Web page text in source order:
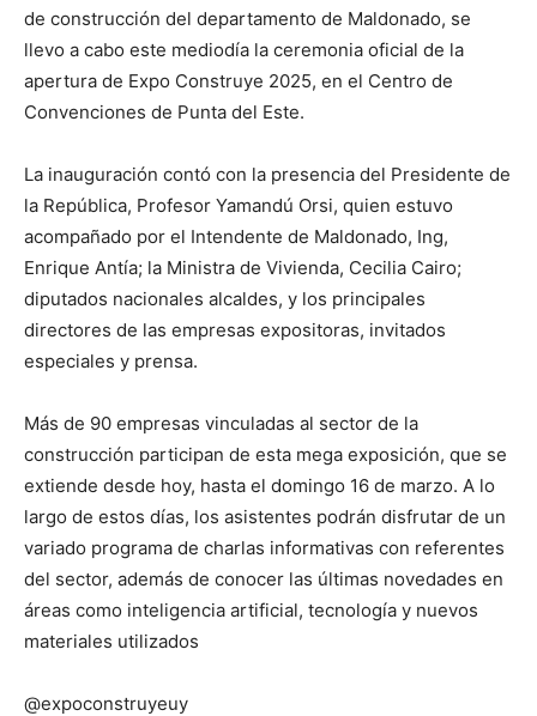
de construcción del departamento de Maldonado, se
llevo a cabo este mediodía la ceremonia oficial de la
apertura de Expo Construye 2025, en el Centro de
Convenciones de Punta del Este.
La inauguración contó con la presencia del Presidente de
la República, Profesor Yamandú Orsi, quien estuvo
acompañado por el Intendente de Maldonado, Ing,
Enrique Antía; la Ministra de Vivienda, Cecilia Cairo;
diputados nacionales alcaldes, y los principales
directores de las empresas expositoras, invitados
especiales y prensa.
Más de 90 empresas vinculadas al sector de la
construcción participan de esta mega exposición, que se
extiende desde hoy, hasta el domingo 16 de marzo. A lo
largo de estos días, los asistentes podrán disfrutar de un
variado programa de charlas informativas con referentes
del sector, además de conocer las últimas novedades en
áreas como inteligencia artificial, tecnología y nuevos
materiales utilizados
@expoconstruyeuy